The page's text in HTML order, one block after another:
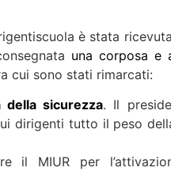
è stata
una corposa e
cui sono stati rimarcati:
della sicurezza. Il
dirigenti tutto il peso
il MIUR per